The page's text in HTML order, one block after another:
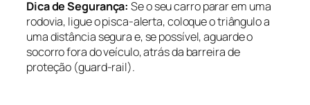
Dica de Segurança: Se o seu carro parar em uma
rodovia, ligue o pisca-alerta, coloque o triângulo a
uma distância segura e, se possível, aguarde o
socorro fora do veículo, atrás da barreira de
proteção (guard-rail).